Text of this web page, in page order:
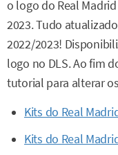
o logo do Real
2023. Tudo
2022/2023!
logo no DLS. Ao fim
tutorial para alterar
Kits do Real
Kits do Real